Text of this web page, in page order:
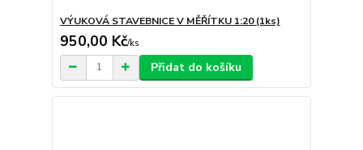
VÝUKOVÁ STAVEBNICE V MĚŘÍTKU 1:20 (1ks)
950,00 Kč/ks
Přidat do košíku